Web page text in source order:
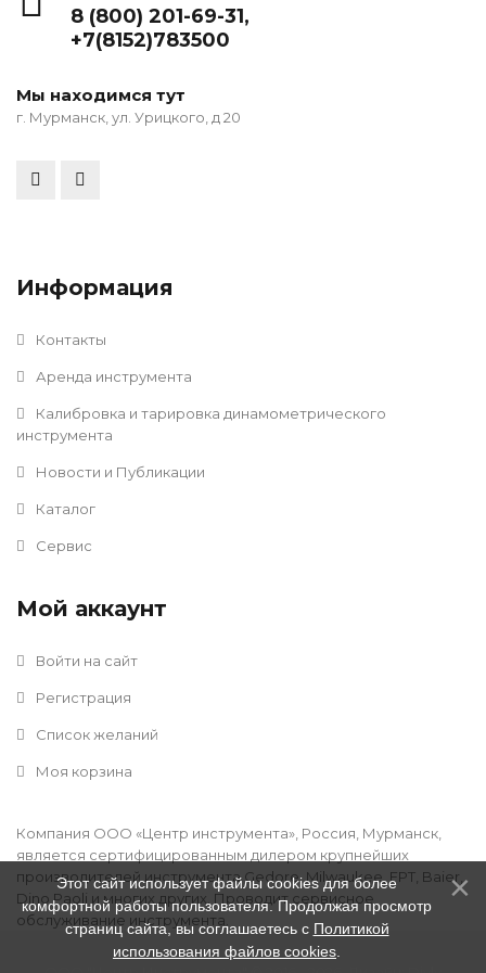
8 (800) 201-69-31,
+7(8152)783500
Мы находимся тут
г. Мурманск, ул. Урицкого, д 20
Информация
Контакты
Аренда инструмента
Калибровка и тарировка динамометрического
инструмента
Новости и Публикации
Каталог
Сервис
Мой аккаунт
Войти на сайт
Регистрация
Список желаний
Моя корзина
Компания ООО «Центр инструмента», Россия, Мурманск,
является сертифицированным дилером крупнейших
производителей инструмента Gedore, Milwaukee, FPT, Baier,
Dino Paoli и многих других. Проводит сервисное
обслуживание инструмента.
Этот сайт использует файлы cookies для более
комфортной работы пользователя. Продолжая просмотр
страниц сайта, вы соглашаетесь с Политикой
использования файлов cookies